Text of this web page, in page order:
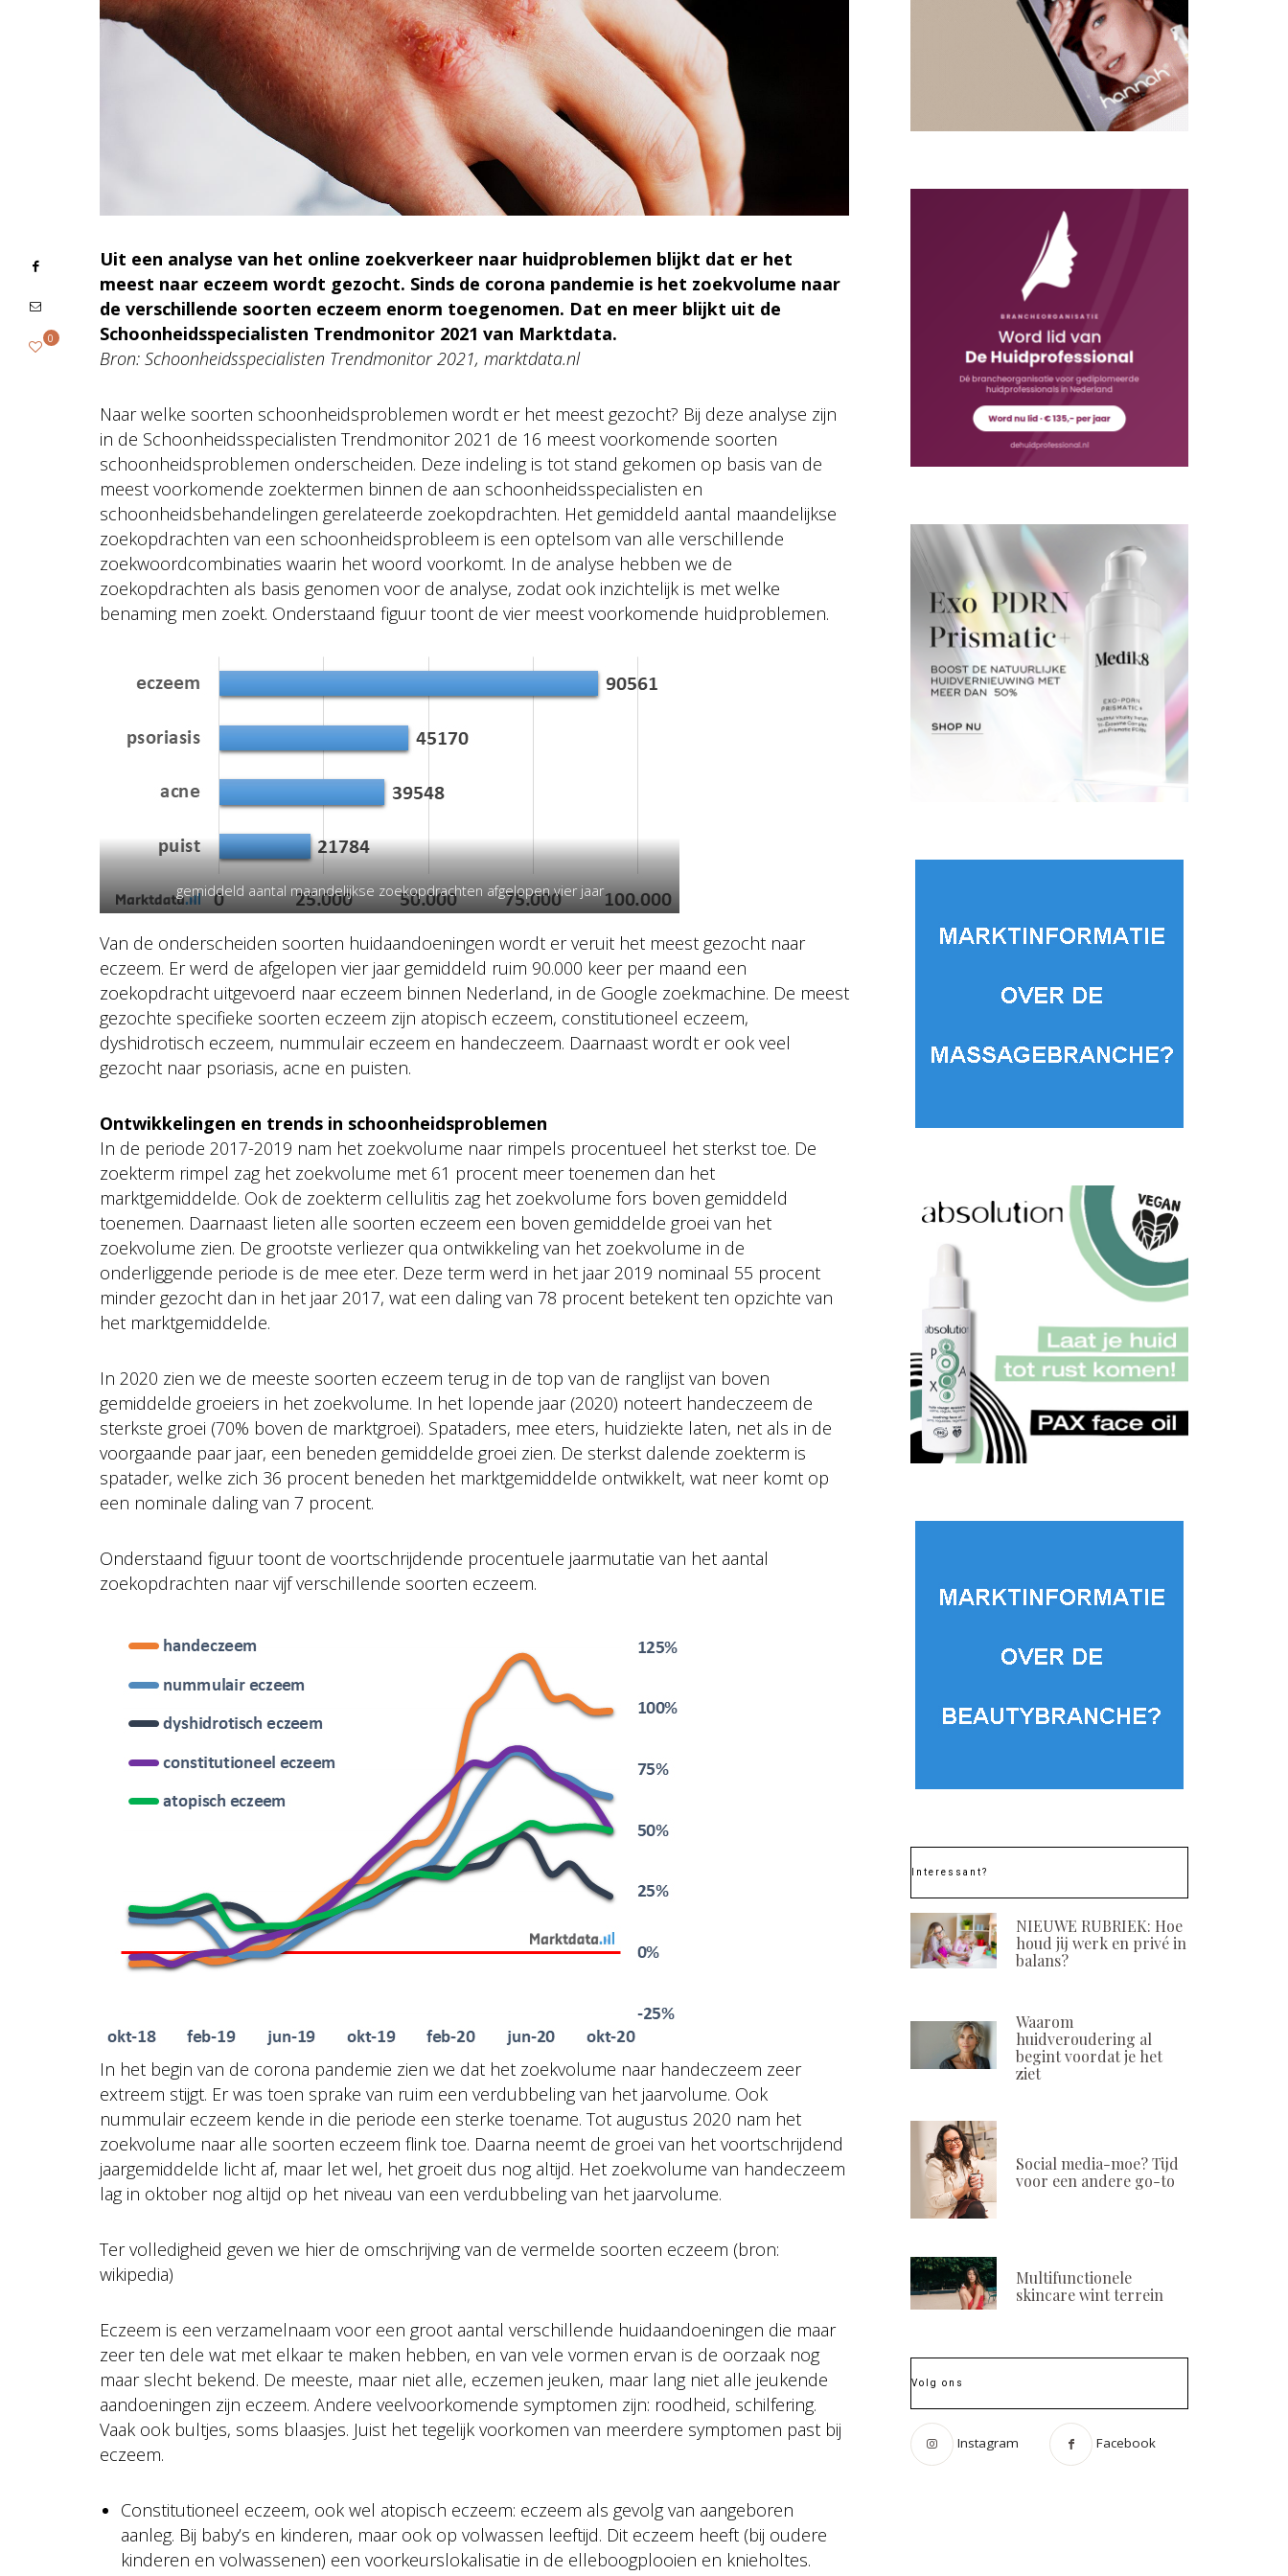
Uit een analyse van het online zoekverkeer naar huidproblemen blijkt dat er het
meest naar eczeem wordt gezocht. Sinds de corona pandemie is het zoekvolume naar
de verschillende soorten eczeem enorm toegenomen. Dat en meer blijkt uit de
Schoonheidsspecialisten Trendmonitor 2021 van Marktdata.
Bron: Schoonheidsspecialisten Trendmonitor 2021, marktdata.nl
Naar welke soorten schoonheidsproblemen wordt er het meest gezocht? Bij deze analyse zijn
in de Schoonheidsspecialisten Trendmonitor 2021 de 16 meest voorkomende soorten
schoonheidsproblemen onderscheiden. Deze indeling is tot stand gekomen op basis van de
meest voorkomende zoektermen binnen de aan schoonheidsspecialisten en
schoonheidsbehandelingen gerelateerde zoekopdrachten. Het gemiddeld aantal maandelijkse
zoekopdrachten van een schoonheidsprobleem is een optelsom van alle verschillende
zoekwoordcombinaties waarin het woord voorkomt. In de analyse hebben we de
zoekopdrachten als basis genomen voor de analyse, zodat ook inzichtelijk is met welke
benaming men zoekt. Onderstaand figuur toont de vier meest voorkomende huidproblemen.
gemiddeld aantal maandelijkse zoekopdrachten afgelopen vier jaar
Van de onderscheiden soorten huidaandoeningen wordt er veruit het meest gezocht naar
eczeem. Er werd de afgelopen vier jaar gemiddeld ruim 90.000 keer per maand een
zoekopdracht uitgevoerd naar eczeem binnen Nederland, in de Google zoekmachine. De meest
gezochte specifieke soorten eczeem zijn atopisch eczeem, constitutioneel eczeem,
dyshidrotisch eczeem, nummulair eczeem en handeczeem. Daarnaast wordt er ook veel
gezocht naar psoriasis, acne en puisten.
Ontwikkelingen en trends in schoonheidsproblemen
In de periode 2017-2019 nam het zoekvolume naar rimpels procentueel het sterkst toe. De
zoekterm rimpel zag het zoekvolume met 61 procent meer toenemen dan het
marktgemiddelde. Ook de zoekterm cellulitis zag het zoekvolume fors boven gemiddeld
toenemen. Daarnaast lieten alle soorten eczeem een boven gemiddelde groei van het
zoekvolume zien. De grootste verliezer qua ontwikkeling van het zoekvolume in de
onderliggende periode is de mee eter. Deze term werd in het jaar 2019 nominaal 55 procent
minder gezocht dan in het jaar 2017, wat een daling van 78 procent betekent ten opzichte van
het marktgemiddelde.
In 2020 zien we de meeste soorten eczeem terug in de top van de ranglijst van boven
gemiddelde groeiers in het zoekvolume. In het lopende jaar (2020) noteert handeczeem de
sterkste groei (70% boven de marktgroei). Spataders, mee eters, huidziekte laten, net als in de
voorgaande paar jaar, een beneden gemiddelde groei zien. De sterkst dalende zoekterm is
spatader, welke zich 36 procent beneden het marktgemiddelde ontwikkelt, wat neer komt op
een nominale daling van 7 procent.
Onderstaand figuur toont de voortschrijdende procentuele jaarmutatie van het aantal
zoekopdrachten naar vijf verschillende soorten eczeem.
In het begin van de corona pandemie zien we dat het zoekvolume naar handeczeem zeer
extreem stijgt. Er was toen sprake van ruim een verdubbeling van het jaarvolume. Ook
nummulair eczeem kende in die periode een sterke toename. Tot augustus 2020 nam het
zoekvolume naar alle soorten eczeem flink toe. Daarna neemt de groei van het voortschrijdend
jaargemiddelde licht af, maar let wel, het groeit dus nog altijd. Het zoekvolume van handeczeem
lag in oktober nog altijd op het niveau van een verdubbeling van het jaarvolume.
Ter volledigheid geven we hier de omschrijving van de vermelde soorten eczeem (bron:
wikipedia)
Eczeem is een verzamelnaam voor een groot aantal verschillende huidaandoeningen die maar
zeer ten dele wat met elkaar te maken hebben, en van vele vormen ervan is de oorzaak nog
maar slecht bekend. De meeste, maar niet alle, eczemen jeuken, maar lang niet alle jeukende
aandoeningen zijn eczeem. Andere veelvoorkomende symptomen zijn: roodheid, schilfering.
Vaak ook bultjes, soms blaasjes. Juist het tegelijk voorkomen van meerdere symptomen past bij
eczeem.
Constitutioneel eczeem, ook wel atopisch eczeem: eczeem als gevolg van aangeboren
aanleg. Bij baby’s en kinderen, maar ook op volwassen leeftijd. Dit eczeem heeft (bij oudere
kinderen en volwassenen) een voorkeurslokalisatie in de elleboogplooien en knieholtes.
0
Interessant?
NIEUWE RUBRIEK: Hoe
houd jij werk en privé in
balans?
Waarom
huidveroudering al
begint voordat je het
ziet
Social media-moe? Tijd
voor een andere go-to
Multifunctionele
skincare wint terrein
Volg ons
Instagram Facebook